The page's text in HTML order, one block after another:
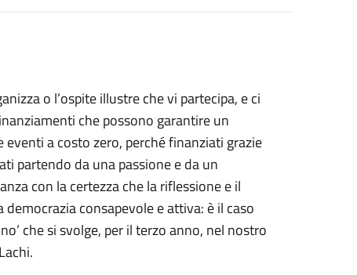
o l’ospite illustre che vi partecipa, e ci
che possono garantire un
a costo zero, perché finanziati grazie
partendo da una passione e da un
con la certezza che la riflessione e il
consapevole e attiva: è il caso
che si svolge, per il terzo anno, nel nostro